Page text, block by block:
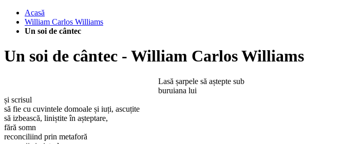
Acasă
William Carlos Williams
Un soi de cântec
Un soi de cântec - William Carlos Williams
Lasă șarpele să aștepte sub
buruiana lui
și scrisul
să fie cu cuvintele domoale și iuți, ascuțite
să izbească, liniștite în așteptare,
fără somn
reconciliind prin metaforă